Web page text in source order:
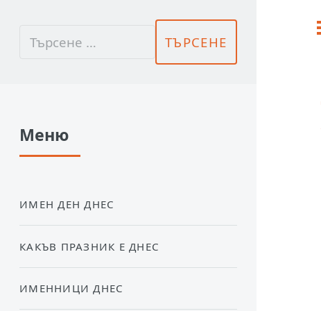
Меню
ИМЕН ДЕН ДНЕС
КАКЪВ ПРАЗНИК Е ДНЕС
ИМЕННИЦИ ДНЕС